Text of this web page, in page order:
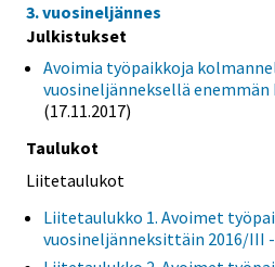
3. vuosineljännes
Julkistukset
Avoimia työpaikkoja
vuosineljänneksellä
(17.11.2017)
Taulukot
Liitetaulukot
Liitetaulukko 1. Avoimet
vuosineljänneksittäin 2016/III